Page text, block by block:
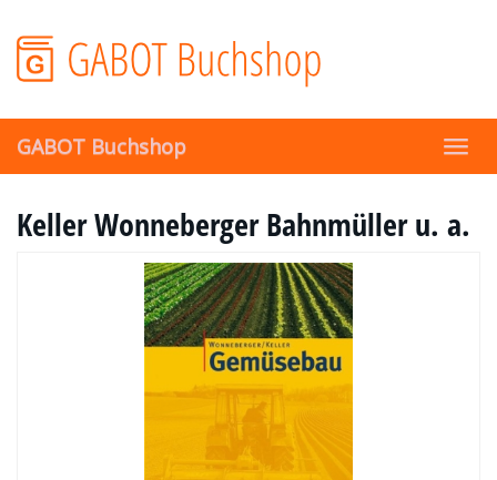
main
content
GABOT Buchshop
Keller Wonneberger Bahnmüller u. a.